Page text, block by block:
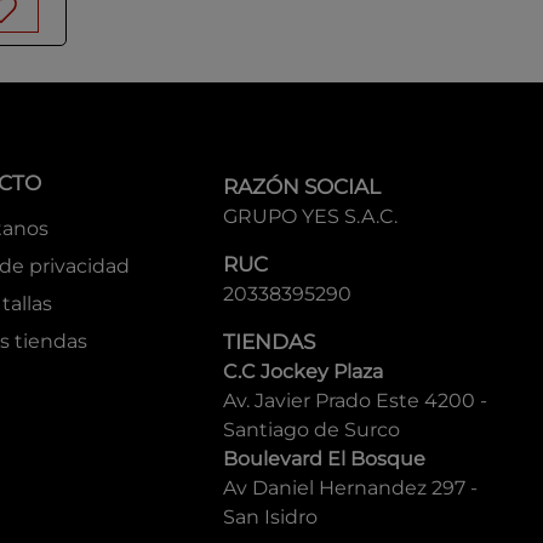
privacidad
tiendas
RAZÓN SOCIAL
GRUPO YES S.A.C.
RUC
20338395290
TIENDAS
C.C Jockey Plaza
Av. Javier Prado Este 4200 -
Santiago de Surco
Boulevard El Bosque
Av Daniel Hernandez 297 -
San Isidro